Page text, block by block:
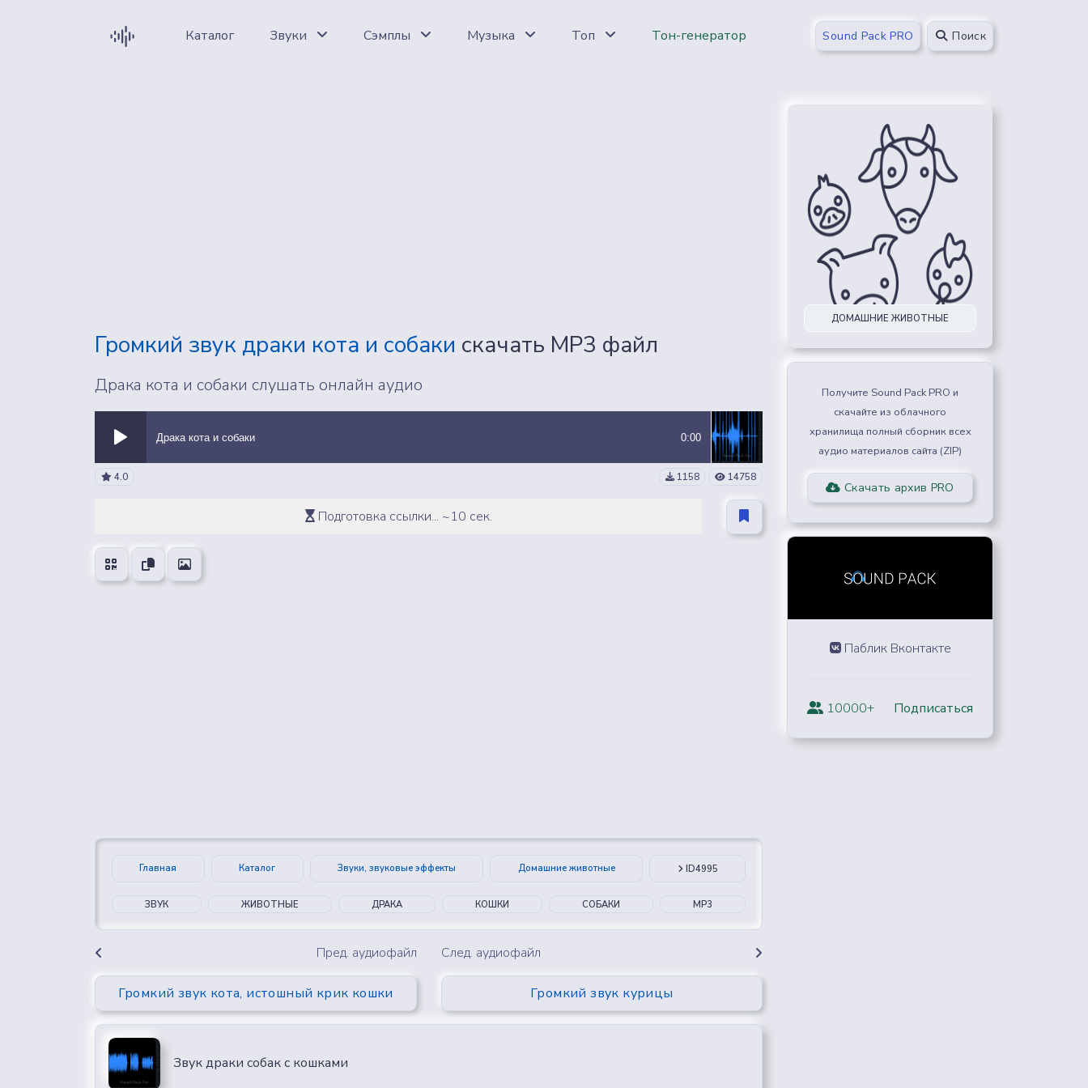
Каталог Звуки Сэмплы Музыка Топ Тон-генератор Sound Pack PRO Поиск
Громкий звук драки кота и собаки скачать MP3 файл
Драка кота и собаки слушать онлайн аудио
Драка кота и собаки 0:00
4.0 1158 14758
Подготовка ссылки... ~10 сек.
Главная Каталог Звуки, звуковые эффекты Домашние животные ID4995
ЗВУК ЖИВОТНЫЕ ДРАКА КОШКИ СОБАКИ MP3
Пред. аудиофайл
Громкий звук кота, истошный крик кошки
След. аудиофайл
Громкий звук курицы
ДОМАШНИЕ ЖИВОТНЫЕ
Получите Sound Pack PRO и
скачайте из облачного
хранилища полный сборник всех
аудио материалов сайта (ZIP)
Скачать архив PRO
Паблик Вконтакте
10000+ Подписаться
Звук драки собак с кошками